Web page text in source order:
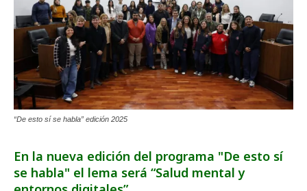
“De esto sí se habla” edición 2025
En la nueva edición del programa "De esto sí
se habla" el lema será “Salud mental y